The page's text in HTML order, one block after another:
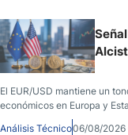
El EUR/USD mantiene un
económicos en Europa y
de empleo estadounidense
Análisis Técnico06/08/2026